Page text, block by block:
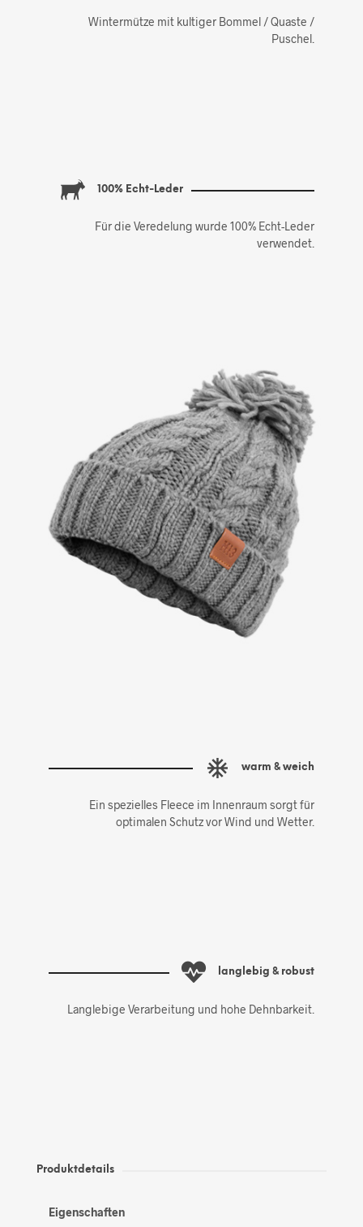
Wintermütze mit kultiger Bommel / Quaste /
Puschel.
100% Echt-Leder
Für die Veredelung wurde 100% Echt-Leder
verwendet.
warm & weich
Ein spezielles Fleece im Innenraum sorgt für
optimalen Schutz vor Wind und Wetter.
langlebig & robust
Langlebige Verarbeitung und hohe Dehnbarkeit.
Produktdetails
Eigenschaften